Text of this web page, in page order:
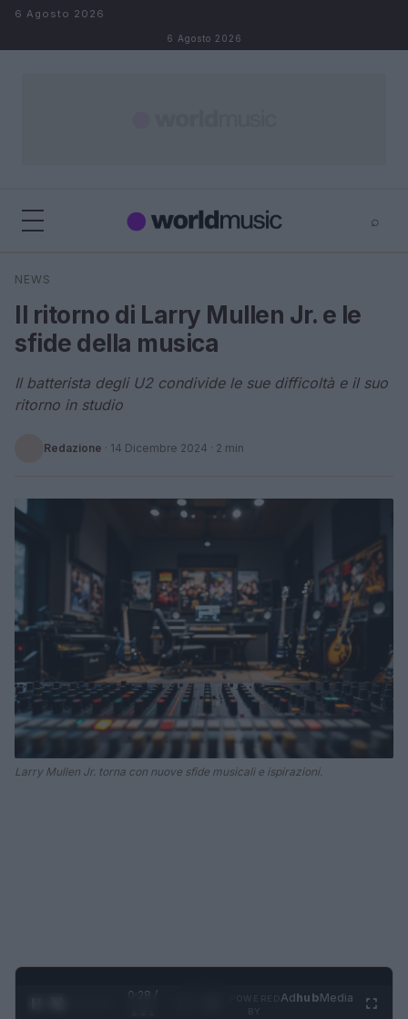
Salta al contenuto
6 Agosto 2026
6 Agosto 2026
⌕
Cerca
NEWS
Il ritorno di Larry Mullen Jr. e le
sfide della musica
Il batterista degli U2 condivide le sue difficoltà e il suo
ritorno in studio
Redazione · 14 Dicembre 2024 · 2 min
Larry Mullen Jr. torna con nuove sfide musicali e ispirazioni.
0:29 /
AdhubMedia